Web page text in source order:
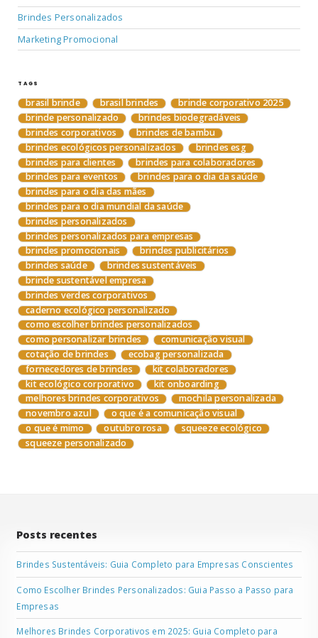
Brindes Personalizados
Marketing Promocional
TAGS
brasil brinde brasil brindes
brinde corporativo 2025
brinde personalizado
brindes biodegradáveis
brindes corporativos
brindes de bambu
brindes ecológicos personalizados
brindes esg
brindes para clientes
brindes para colaboradores
brindes para eventos
brindes para o dia da saúde
brindes para o dia das mães
brindes para o dia mundial da saúde
brindes personalizados
brindes personalizados para empresas
brindes promocionais
brindes publicitários
brindes saúde
brindes sustentáveis
brinde sustentável empresa
brindes verdes corporativos
caderno ecológico personalizado
como escolher brindes personalizados
como personalizar brindes
comunicação visual
cotação de brindes
ecobag personalizada
fornecedores de brindes
kit colaboradores
kit ecológico corporativo
kit onboarding
melhores brindes corporativos
mochila personalizada
novembro azul
o que é a comunicação visual
o que é mimo
outubro rosa
squeeze ecológico
squeeze personalizado
Posts recentes
Brindes Sustentáveis: Guia Completo para Empresas Conscientes
Como Escolher Brindes Personalizados: Guia Passo a Passo para
Empresas
Melhores Brindes Corporativos em 2025: Guia Completo para